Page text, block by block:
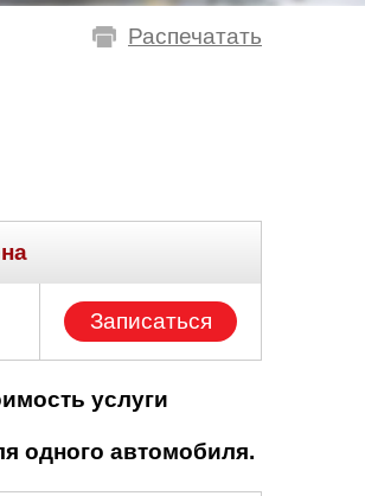
Распечатать
Записаться
услуги
одного автомобиля.